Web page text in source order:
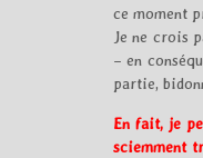
ce moment
Je ne crois
– en
partie,
En fait, je
sciemment